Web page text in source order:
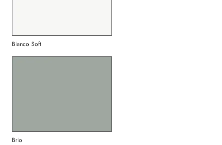
Bianco Soft
Brio